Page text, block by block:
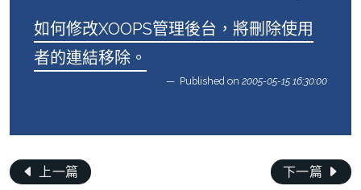
如何修改XOOPS管理後台，將刪除使用
者的連結移除。
Published on 2005-05-15 16:30:00
上一篇 下一篇